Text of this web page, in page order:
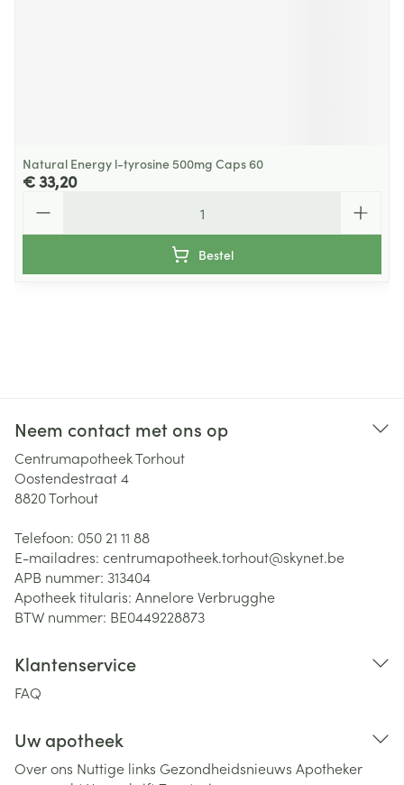
Natural Energy l-tyrosine 500mg Caps 60
€ 33,20
Bestel
Neem contact met ons op
Centrumapotheek Torhout
Oostendestraat 4
8820Torhout
Telefoon: 050 21 11 88
E-mailadres: centrumapotheek.torhout@skynet.be
APB nummer: 313404
Apotheek titularis: Annelore Verbrugghe
BTW nummer: BE0449228873
Klantenservice
FAQ
Uw apotheek
Over ons Nuttige links Gezondheidsnieuws Apotheker